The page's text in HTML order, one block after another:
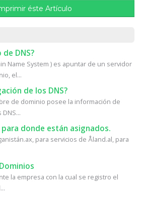
éste Artículo
DNS?
Name System ) es apuntar de un servidor
el...
de los DNS?
de dominio posee la información de
para donde están asignados.
para servicios de Åland.al, para
la empresa con la cual se registro el